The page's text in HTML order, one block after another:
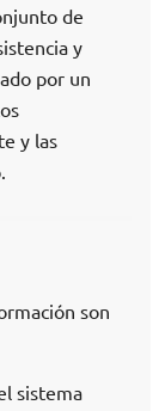
de
y
por un
y las
son
sistema